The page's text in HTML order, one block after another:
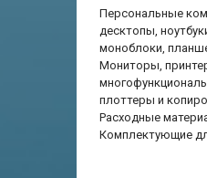
Персональные
десктопы,
моноблоки,
Мониторы,
плоттеры и
Расходные
Комплектующие